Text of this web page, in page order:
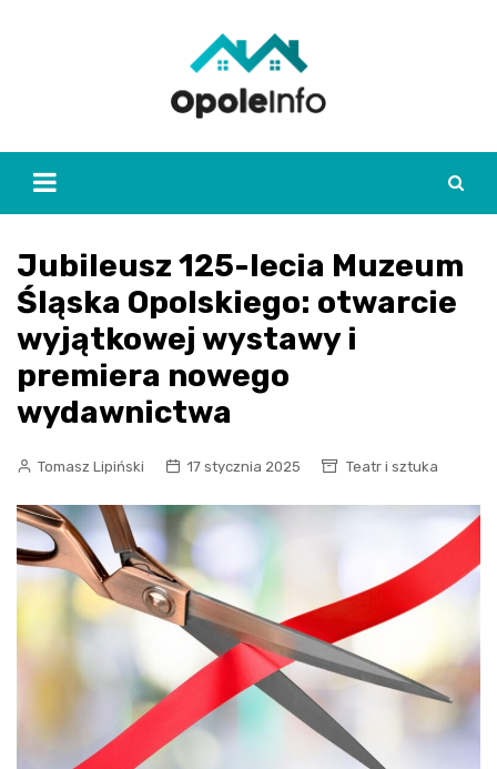
Jubileusz 125-lecia Muzeum
Śląska Opolskiego: otwarcie
wyjątkowej wystawy i
premiera nowego
wydawnictwa
Tomasz Lipiński 17 stycznia 2025 Teatr i sztuka